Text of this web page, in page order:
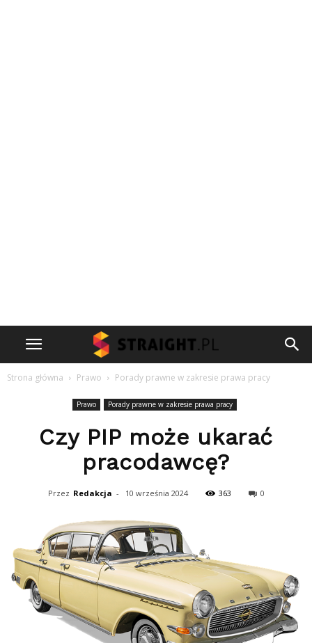
Strona główna Prawo Porady prawne w zakresie prawa pracy
Prawo Porady prawne w zakresie prawa pracy
Czy PIP może ukarać
pracodawcę?
Przez Redakcja - 10 września 2024 363 0